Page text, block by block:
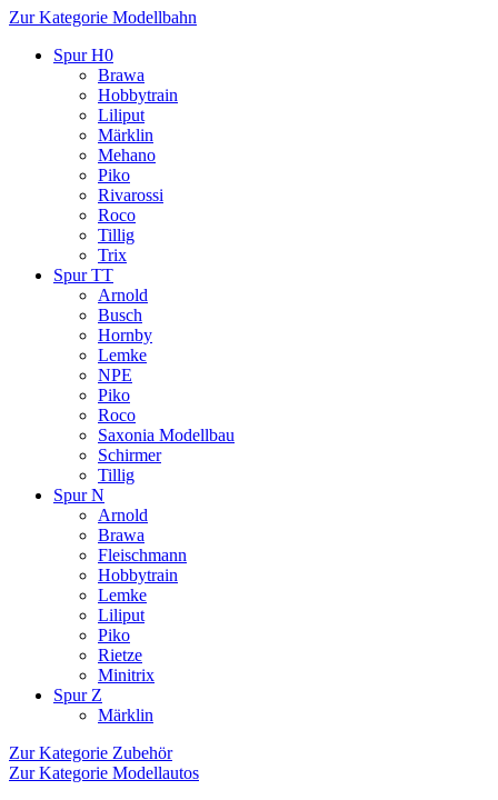
Zur Kategorie Modellbahn
Spur H0
Brawa
Hobbytrain
Liliput
Märklin
Mehano
Piko
Rivarossi
Roco
Tillig
Trix
Spur TT
Arnold
Busch
Hornby
Lemke
NPE
Piko
Roco
Saxonia Modellbau
Schirmer
Tillig
Spur N
Arnold
Brawa
Fleischmann
Hobbytrain
Lemke
Liliput
Piko
Rietze
Minitrix
Spur Z
Märklin
Zur Kategorie Zubehör
Zur Kategorie Modellautos